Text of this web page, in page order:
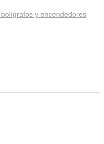
y encendedores